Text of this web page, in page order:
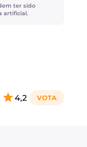
obter um
ter sido
artificial.
4,2